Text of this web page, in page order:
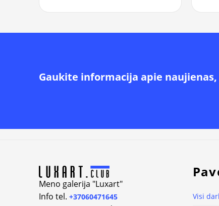
Gaukite informacija apie
Meno galerija "Luxart"
Info tel. +37060471645 Visi